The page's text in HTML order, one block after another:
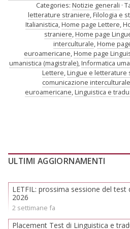
Categories: Notizie generali
letterature straniere,Filologia e
Italianistica,Home page Lettere,
straniere,Home page
interculturale,Home
euroamericane,Home page
umanistica (magistrale),Informatica
Lettere,Lingue e letterature
comunicazione interculturale
euroamericane,Linguistica e
ULTIMI AGGIORNAMENTI
LETFIL: prossima sessione del test di verifica | 8 settembre
2026
2 settimane fa
Placement Test di Linguistica e traduzione della lingua inglese